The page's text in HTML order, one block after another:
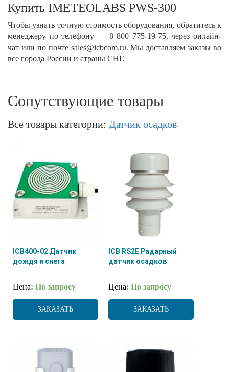
Купить IMETEOLABS PWS-300
Чтобы узнать точную стоимость оборудования, обратитесь к
менеджеру по телефону — 8 800 775-19-75, через онлайн-
чат или по почте sales@icbcom.ru. Мы доставляем заказы во
все города России и страны СНГ.
Сопутствующие товары
Все товары категории: Датчик осадков
ICB400-02 Датчик
дождя и снега
Цена: По запросу
ЗАКАЗАТЬ
ICB RS2E Радарный
датчик осадков
Цена: По запросу
ЗАКАЗАТЬ